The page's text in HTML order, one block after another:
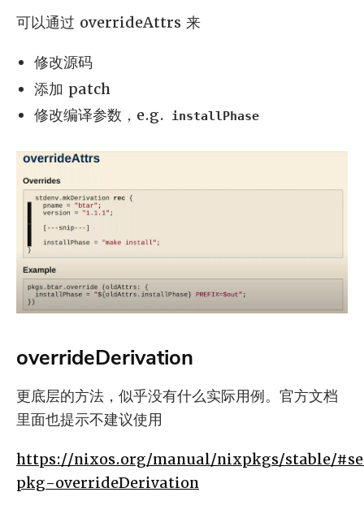
可以通过 overrideAttrs 来
修改源码
添加 patch
修改编译参数，e.g.
installPhase
overrideDerivation
更底层的方法，似乎没有什么实际用例。官方文档
里面也提示不建议使用
https://nixos.org/manual/nixpkgs/stable/
pkg-overrideDerivation